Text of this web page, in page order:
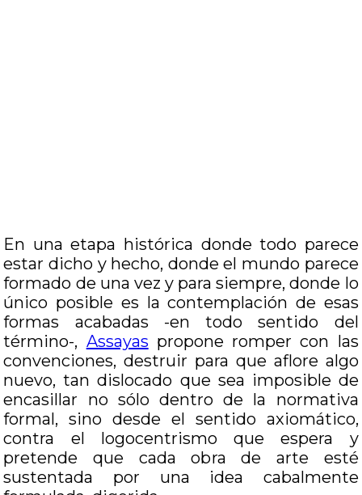
En una etapa histórica donde todo parece
estar dicho y hecho, donde el mundo parece
formado de una vez y para siempre, donde lo
único posible es la contemplación de esas
formas acabadas -en todo sentido del
término-, Assayas propone romper con las
convenciones, destruir para que aflore algo
nuevo, tan dislocado que sea imposible de
encasillar no sólo dentro de la normativa
formal, sino desde el sentido axiomático,
contra el logocentrismo que espera y
pretende que cada obra de arte esté
sustentada por una idea cabalmente